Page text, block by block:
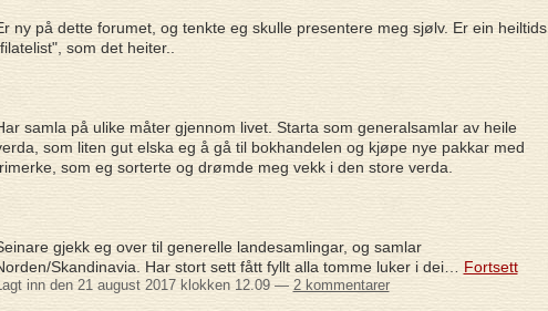
ny på dette forumet, og tenkte eg skulle presentere meg sjølv. Er ein heiltids
som det heiter..
samla på ulike måter gjennom livet. Starta som generalsamlar av heile
som liten gut elska eg å gå til bokhandelen og kjøpe nye pakkar med
som eg sorterte og drømde meg vekk i den store verda.
gjekk eg over til generelle landesamlingar, og samlar
Skandinavia. Har stort sett fått fyllt alla tomme luker i dei… Fortsett
inn den 21 august 2017 klokken 12.09 — 2 kommentarer